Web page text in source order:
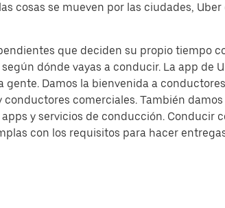
cosas se mueven por las ciudades,
que deciden su propio tiempo
dónde vayas a conducir. La app de
gente. Damos la bienvenida a
comerciales. También
y servicios de conducción. Conducir
con los requisitos para hacer